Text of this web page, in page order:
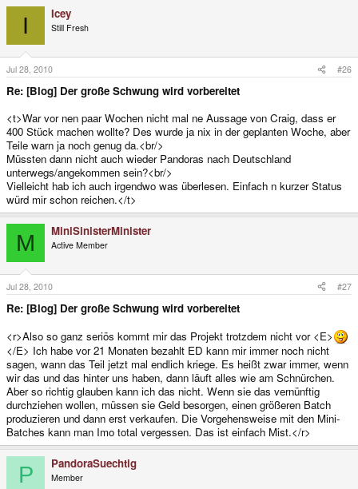
I Icey
Still Fresh
Jul 28, 2010 #26
Re: [Blog] Der große Schwung wird vorbereitet
<t>War vor nen paar Wochen nicht mal ne Aussage von Craig, dass er
400 Stück machen wollte? Des wurde ja nix in der geplanten Woche, aber
Teile warn ja noch genug da.<br/>
Müssten dann nicht auch wieder Pandoras nach Deutschland
unterwegs/angekommen sein?<br/>
Vielleicht hab ich auch irgendwo was überlesen. Einfach n kurzer Status
würd mir schon reichen.</t>
M MiniSinisterMinister
Active Member
Jul 28, 2010 #27
Re: [Blog] Der große Schwung wird vorbereitet
<r>Also so ganz seriös kommt mir das Projekt trotzdem nicht vor <E>
</E> Ich habe vor 21 Monaten bezahlt ED kann mir immer noch nicht
sagen, wann das Teil jetzt mal endlich kriege. Es heißt zwar immer, wenn
wir das und das hinter uns haben, dann läuft alles wie am Schnürchen.
Aber so richtig glauben kann ich das nicht. Wenn sie das vernünftig
durchziehen wollen, müssen sie Geld besorgen, einen größeren Batch
produzieren und dann erst verkaufen. Die Vorgehensweise mit den Mini-
Batches kann man Imo total vergessen. Das ist einfach Mist.</r>
P PandoraSuechtig
Member